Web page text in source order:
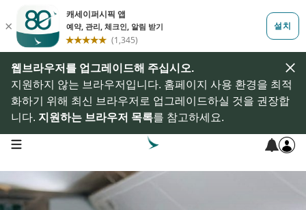
웹브라우저를 업그레이드해 주십시오.
지원하지 않는 브라우저입니다. 홈페이지 사용 환경을 최적
화하기 위해 최신 브라우저로 업그레이드하실 것을 권장합
니다. 지원하는 브라우저 목록를 참고하세요.
open navigation menu